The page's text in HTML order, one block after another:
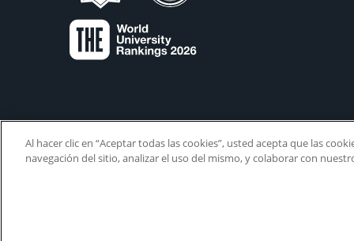
Al hacer clic en “Aceptar todas las cookies”, usted acepta que las
navegación del sitio, analizar el uso del mismo, y colaborar con